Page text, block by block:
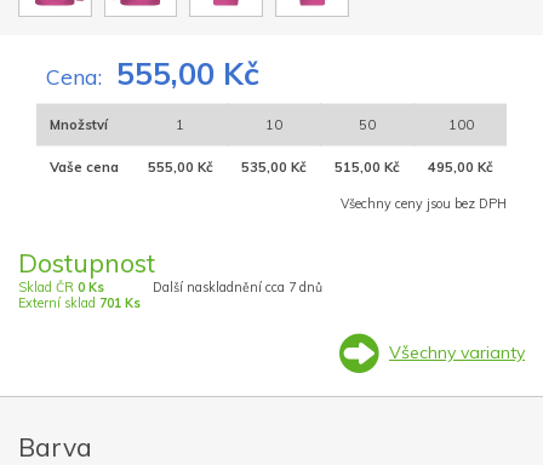
Cena: 555,00 Kč
Množství 1 10 50 100
Vaše cena 555,00 Kč 535,00 Kč 515,00 Kč 495,00 Kč
Všechny ceny jsou bez DPH
Dostupnost
Sklad ČR 0 Ks
Externí sklad 701 Ks
Další naskladnění cca 7 dnů
Všechny varianty
Barva